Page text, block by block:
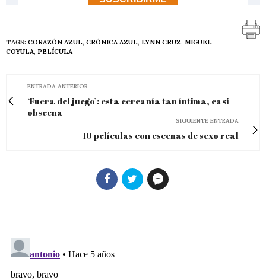
TAGS: CORAZÓN AZUL, CRÓNICA AZUL, LYNN CRUZ, MIGUEL
COYULA, PELÍCULA
ENTRADA ANTERIOR
‘Fuera del juego’: esta cercanía tan íntima, casi
obscena
SIGUIENTE ENTRADA
10 películas con escenas de sexo real